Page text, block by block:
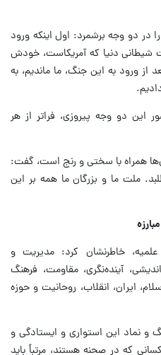
در دو وجه برشمرد: اول اینکه ورود
شیطانی دنیا که آمریکاست، خودش
ورود به این جنگ، ما ماندیم، به
این دو وجه پیروزی، فراتر از هر
همراه با سختی و رنج است، گفت:
ملت ما و بزرگان ما همه بر این
خاطرنشان کرد: مدیریت و
آینده‌نگری، مقاومت، فرهنگ
ایران، انقلاب، روحانیت و حوزه
و نماد این استواری و ایستادگی و
که در صحنه هستند، مرتباً باید